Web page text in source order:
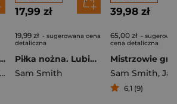
Cars, Trains and Planes
,Sam Smith
17,99 zł
19,99 zł - sugerowana cena
detaliczna
Piłka nożna. Lubię naklejać
Sam Smith
39,98 zł
65,00 zł -
cena detaliczna
Sam Smith,
6,1 (9)